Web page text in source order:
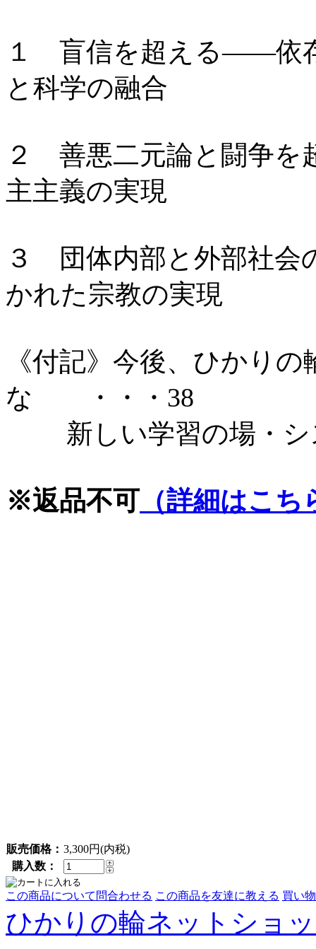
１ 盲信を超える――依
と科学の融合
２ 善悪二元論と闘争
主主義の実現
３ 団体内部と外部社
かれた宗教の実現
《付記》今後、ひかり
な ・・・38
新しい学習の場・シ
※返品不可 （詳細はこち
販売価格： 3,300円(内税)
購入数：
この商品について問合わせる この商品を友達に教える 買い
ひかりの輪ネットショ